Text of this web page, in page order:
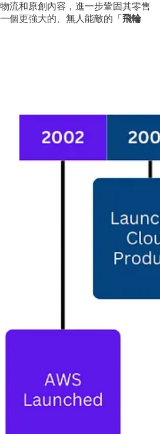
流和原創內容，進一步鞏固其零售
個更強大的、無人能敵的「 飛輪